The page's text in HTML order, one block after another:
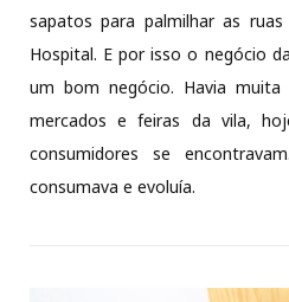
sapatos para palmilhar as
Hospital. E por isso o negócio
um bom negócio. Havia
mercados e feiras da vila,
consumidores se
consumava e evoluía.